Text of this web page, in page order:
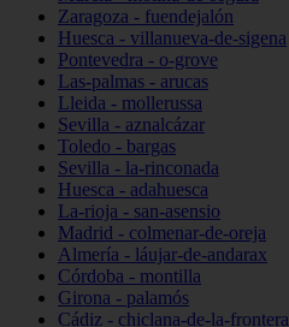
Zaragoza - fuendejalón
Huesca - villanueva-de-sigena
Pontevedra - o-grove
Las-palmas - arucas
Lleida - mollerussa
Sevilla - aznalcázar
Toledo - bargas
Sevilla - la-rinconada
Huesca - adahuesca
La-rioja - san-asensio
Madrid - colmenar-de-oreja
Almería - láujar-de-andarax
Córdoba - montilla
Girona - palamós
Cádiz - chiclana-de-la-frontera